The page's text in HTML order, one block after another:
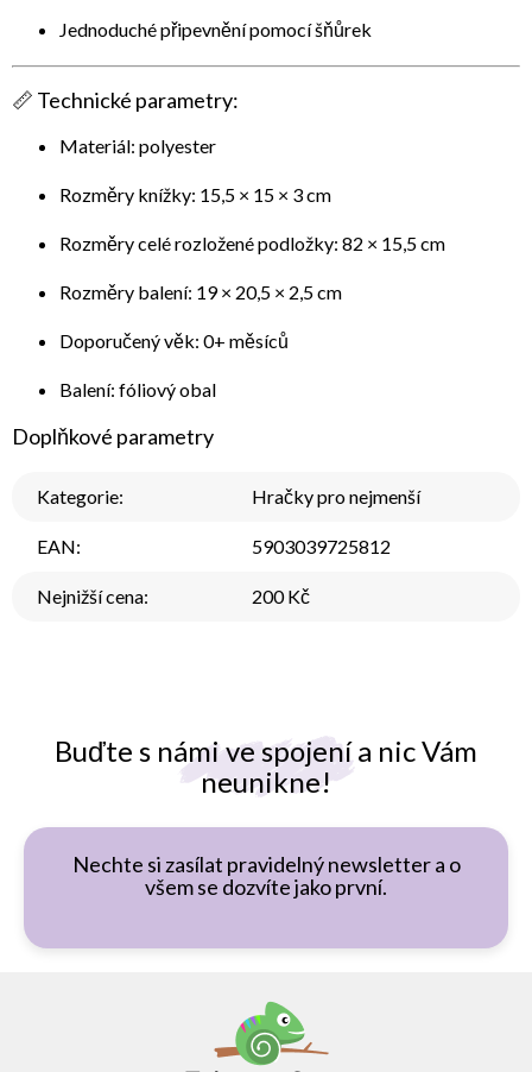
Buďte s námi ve spojení a nic Vám
neunikne!
Nechte si zasílat pravidelný newsletter a o
všem se dozvíte jako první.
Jednoduché připevnění pomocí šňůrek
📏 Technické parametry:
Materiál: polyester
Rozměry knížky: 15,5 × 15 × 3 cm
Rozměry celé rozložené podložky: 82 × 15,5 cm
Rozměry balení: 19 × 20,5 × 2,5 cm
Doporučený věk: 0+ měsíců
Balení: fóliový obal
Doplňkové parametry
Kategorie: Hračky pro nejmenší
EAN: 5903039725812
Nejnižší cena: 200 Kč